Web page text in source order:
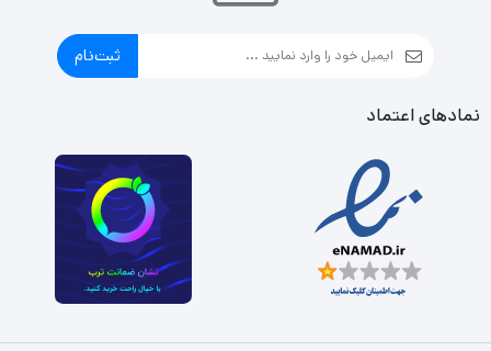
ثبت‌نام
نمادهای اعتماد